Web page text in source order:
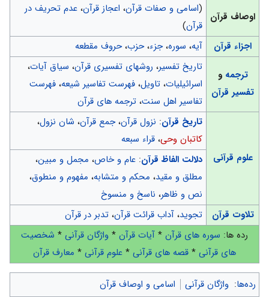
اوصاف قرآن
(اسامی و صفات قرآن، اعجاز قرآن، عدم تحریف در
قرآن)
اجزاء قرآن
آیه، سوره،جزء،حزب،حروف مقطعه
ترجمه و
تفسیر قرآن
تاریخ تفسیر، روشهای تفسیری قرآن، سیاق آیات،
اسرائیلیات، تاویل، فهرست تفاسیر شیعه، فهرست
تفاسیر اهل سنت، ترجمه های قرآن
علوم قرآنی
تاریخ قرآن: نزول قرآن،جمع قرآن، شان نزول،
کاتبان وحی، قراء سبعه
دلالت الفاظ قرآن: عام و خاص، مجمل و مبین،
مطلق و مقید، محکم و متشابه، مفهوم و منطوق،
نص و ظاهر، ناسخ و منسوخ
تلاوت قرآن
تجوید، آداب قرائت قرآن، تدبر در قرآن
رده ها: سوره های قرآن * آیات قرآن * واژگان قرآنی * شخصیت
های قرآنی * قصه های قرآنی * علوم قرآنی * معارف قرآن
رده‌ها: واژگان قرآنی اسامی و اوصاف قرآن